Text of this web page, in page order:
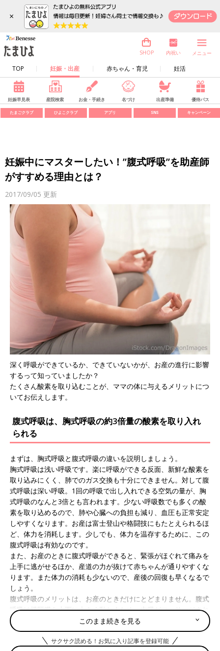
×
TOP 妊娠・出産 赤ちゃん・育児 妊活
SHOP 内祝い メニュー
妊娠早見表 産院検索 お金・手続き 名づけ 出産準備 優待パス
たまごクラブ ひよこクラブ アプリ SNS キャンペーン
妊娠中にマスターしたい！”腹式呼吸”を助産師
がすすめる理由とは？
2017/09/05 更新
深く呼吸ができているか、できていないかが、お産の進行に影響
するって知っていましたか？
たくさん酸素を取り込むことが、ママの体に与えるメリットにつ
いてお伝えします。
腹式呼吸は、胸式呼吸の約3倍量の酸素を取り入れ
られる
まずは、胸式呼吸と腹式呼吸の違いを説明しましょう。
胸式呼吸は浅い呼吸です。楽に呼吸ができる反面、新鮮な酸素を
取り込みにくく、肺でのガス交換も十分にできません。対して腹
式呼吸は深い呼吸。1回の呼吸で出し入れできる空気の量が、胸
式呼吸のなんと3倍とも言われます。少ない呼吸数でも多くの酸
素を取り込めるので、肺や心臓への負担も減り、血圧も正常安定
しやすくなります。お産は富士登山や格闘技にもたとえられるほ
ど、体力を消耗します。少しでも、体力を温存するために、この
腹式呼吸は有効なのです。
また、お産のときに腹式呼吸ができると、緊張がほぐれて痛みを
上手に逃がせるほか、産道の力が抜けて赤ちゃんが通りやすくな
ります。また体力の消耗も少ないので、産後の回復も早くなるで
しょう。
腹式呼吸のメリットは、お産のときだけにとどまりません。腹式
呼吸は横隔膜を上下に大きく動かすため、内臓がマッサージされ
て、血流もUPします。つまり腹式呼吸ができるようになると代
謝がよくなり、自然とやせ体質に！ 妊娠中、産後の体重コント
ロールにも役立つわけです。
このまま続きを見る
サクサク読める！お気に入り記事を登録可能